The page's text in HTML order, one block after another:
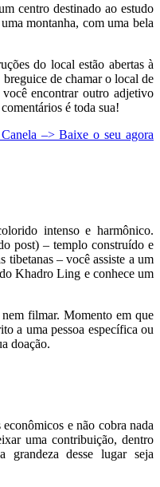
centro destinado ao estudo
montanha, com uma bela
do local estão abertas à
de chamar o local de
encontrar outro adjetivo
é toda sua!
–> Baixe o seu agora
intenso e harmônico.
post) – templo construído e
tibetanas – você assiste a um
Khadro Ling e conhece um
filmar. Momento em que
a uma pessoa específica ou
doação.
e não cobra nada
uma contribuição, dentro
grandeza desse lugar seja